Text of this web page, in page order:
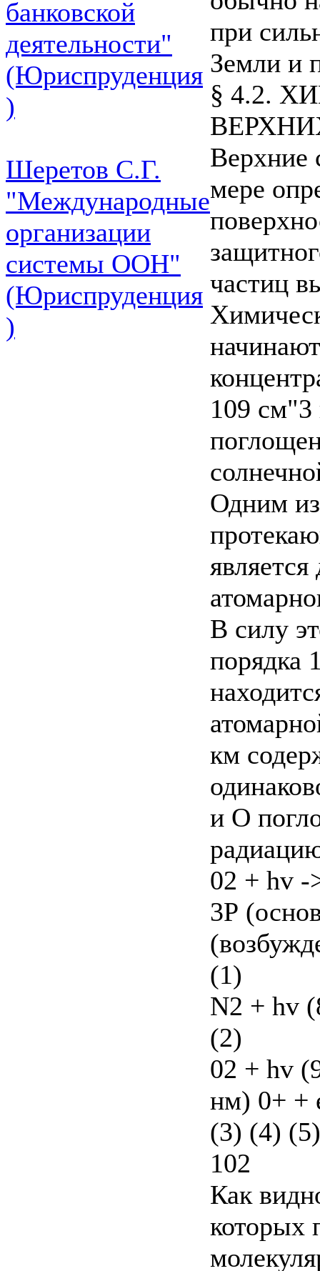
банковской
деятельности"
(Юриспруденция
)
Шеретов С.Г.
"Международные
организации
системы ООН"
(Юриспруденция
)
при
Земли и
§ 4.2.
Верхние
мере
частиц
109 см"3
Одним
В силу
порядка
км
и О
02 + hv
3Р
(1)
N2 + hv
(2)
02 + hv
нм) 0+ +
(3) (4) (5)
102
Как
которых